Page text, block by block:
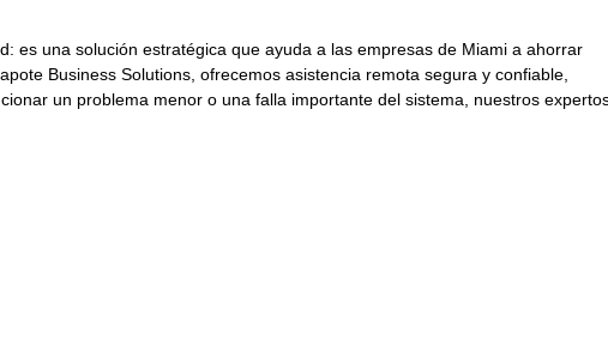
es una solución estratégica que ayuda a las empresas de Miami a ahorrar
Business Solutions, ofrecemos asistencia remota segura y confiable,
un problema menor o una falla importante del sistema, nuestros